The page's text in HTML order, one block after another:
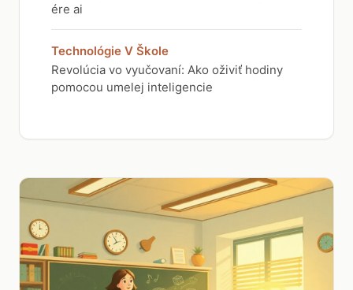
ére ai
Technológie V Škole
Revolúcia vo vyučovaní: Ako oživiť hodiny
pomocou umelej inteligencie